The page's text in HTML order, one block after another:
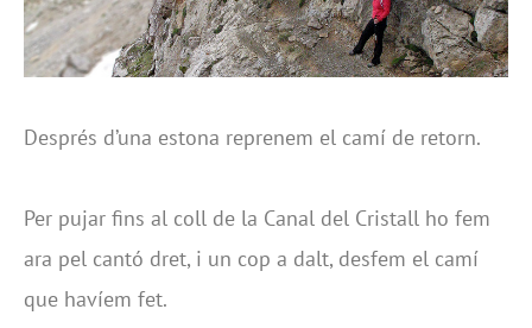
Després d’una estona reprenem el camí de retorn.
Per pujar fins al coll de la Canal del Cristall ho fem
ara pel cantó dret, i un cop a dalt, desfem el camí
que havíem fet.